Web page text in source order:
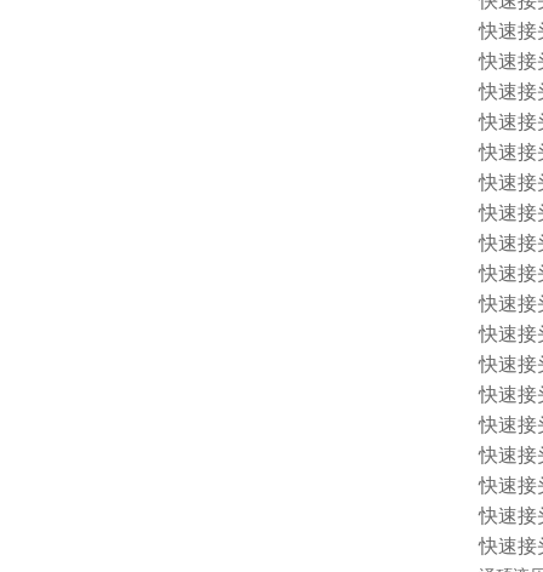
快速接
快速接
快速接
快速接
快速接
快速接
快速接
快速接
快速接
快速接
快速接
快速接
快速接
快速接
快速接
快速接
快速接
快速接